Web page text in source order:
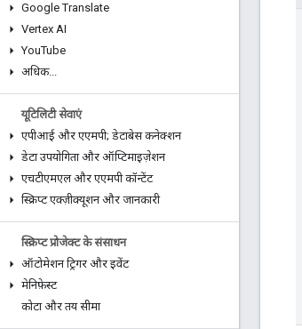
Google Translate
Vertex AI
YouTube
अधिक...
यूटिलिटी सेवाएं
एपीआई और एएमपी; डेटाबेस कनेक्शन
डेटा उपयोगिता और ऑप्टिमाइज़ेशन
एचटीएमएल और एएमपी कॉन्टेंट
स्क्रिप्ट एक्ज़ीक्यूशन और जानकारी
स्क्रिप्ट प्रोजेक्ट के संसाधन
ऑटोमेशन ट्रिगर और इवेंट
मेनिफ़ेस्ट
कोटा और तय सीमा